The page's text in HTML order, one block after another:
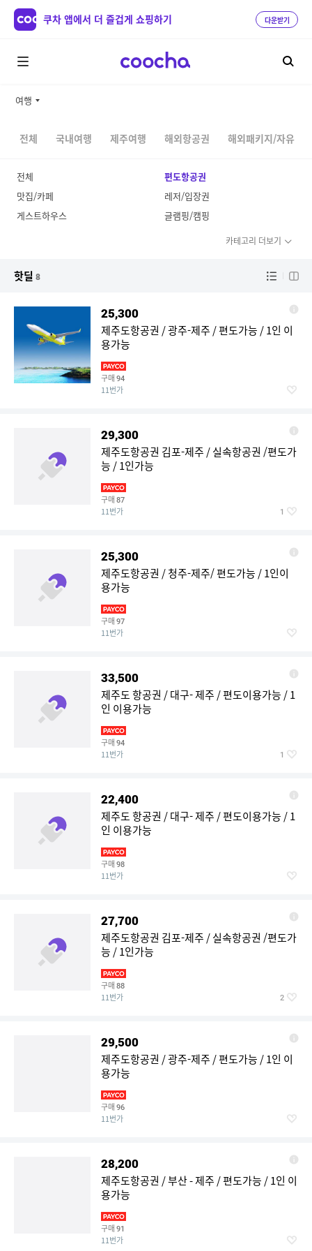
쿠차 앱에서 더 즐겁게 쇼핑하기 다운받기
여행
전체 국내여행 제주여행 해외항공권 해외패키지/자유
전체
편도항공권
맛집/카페
레저/입장권
게스트하우스
글램핑/캠핑
카테고리 더보기
핫딜 8
25,300
제주도항공권 / 광주-제주 / 편도가능 / 1인 이
용가능
구매 94
11번가
29,300
제주도항공권 김포-제주 / 실속항공권 /편도가
능 / 1인가능
구매 87
11번가 1
25,300
제주도항공권 / 청주-제주/ 편도가능 / 1인이
용가능
구매 97
11번가
33,500
제주도 항공권 / 대구- 제주 / 편도이용가능 / 1
인 이용가능
구매 94
11번가 1
22,400
제주도 항공권 / 대구- 제주 / 편도이용가능 / 1
인 이용가능
구매 98
11번가
27,700
제주도항공권 김포-제주 / 실속항공권 /편도가
능 / 1인가능
구매 88
11번가 2
29,500
제주도항공권 / 광주-제주 / 편도가능 / 1인 이
용가능
구매 96
11번가
28,200
제주도항공권 / 부산 - 제주 / 편도가능 / 1인 이
용가능
구매 91
11번가